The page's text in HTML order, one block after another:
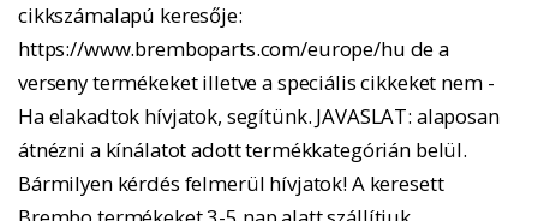
cikkszámalapú keresője:
https://www.bremboparts.com/europe/hu de a
verseny termékeket illetve a speciális cikkeket nem -
Ha elakadtok hívjatok, segítünk. JAVASLAT: alaposan
átnézni a kínálatot adott termékkategórián belül.
Bármilyen kérdés felmerül hívjatok! A keresett